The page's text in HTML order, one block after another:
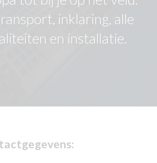
inklaring, alle
en installatie.